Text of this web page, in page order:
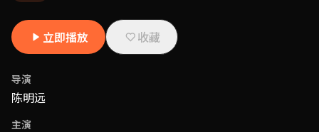
立即播放 收藏
导演
陈明远
主演